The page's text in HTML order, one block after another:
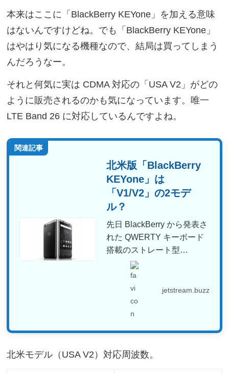
本来はここに「BlackBerry KEYone」を加える意味
はないんですけどね。でも「BlackBerry KEYone」
はやはり気になる機種なので、結局は買ってしまう
んだろうなー。
それと何気に実は CDMA 対応の「USA V2」がどの
ように販売されるのかも気になっています。唯一
LTE Band 26 に対応しているんですよね。
関連記事
北米版「BlackBerry
KEYone」は
「V1/V2」の2モデ
ル？
先日 BlackBerry から発表さ
れた QWERTY キーボード
搭載のストレート型
Androi...
jetstream.buzz
北米モデル（USA V2）対応周波数。